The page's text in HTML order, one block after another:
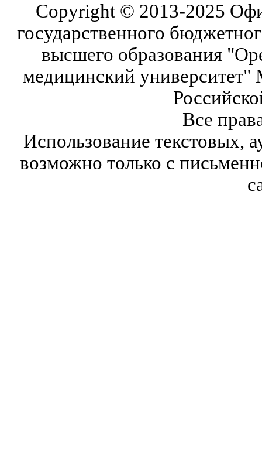
Copyright © 2013-2025
государственного
высшего образования
медицинский университет"
Все
Использование текстовых,
возможно только с